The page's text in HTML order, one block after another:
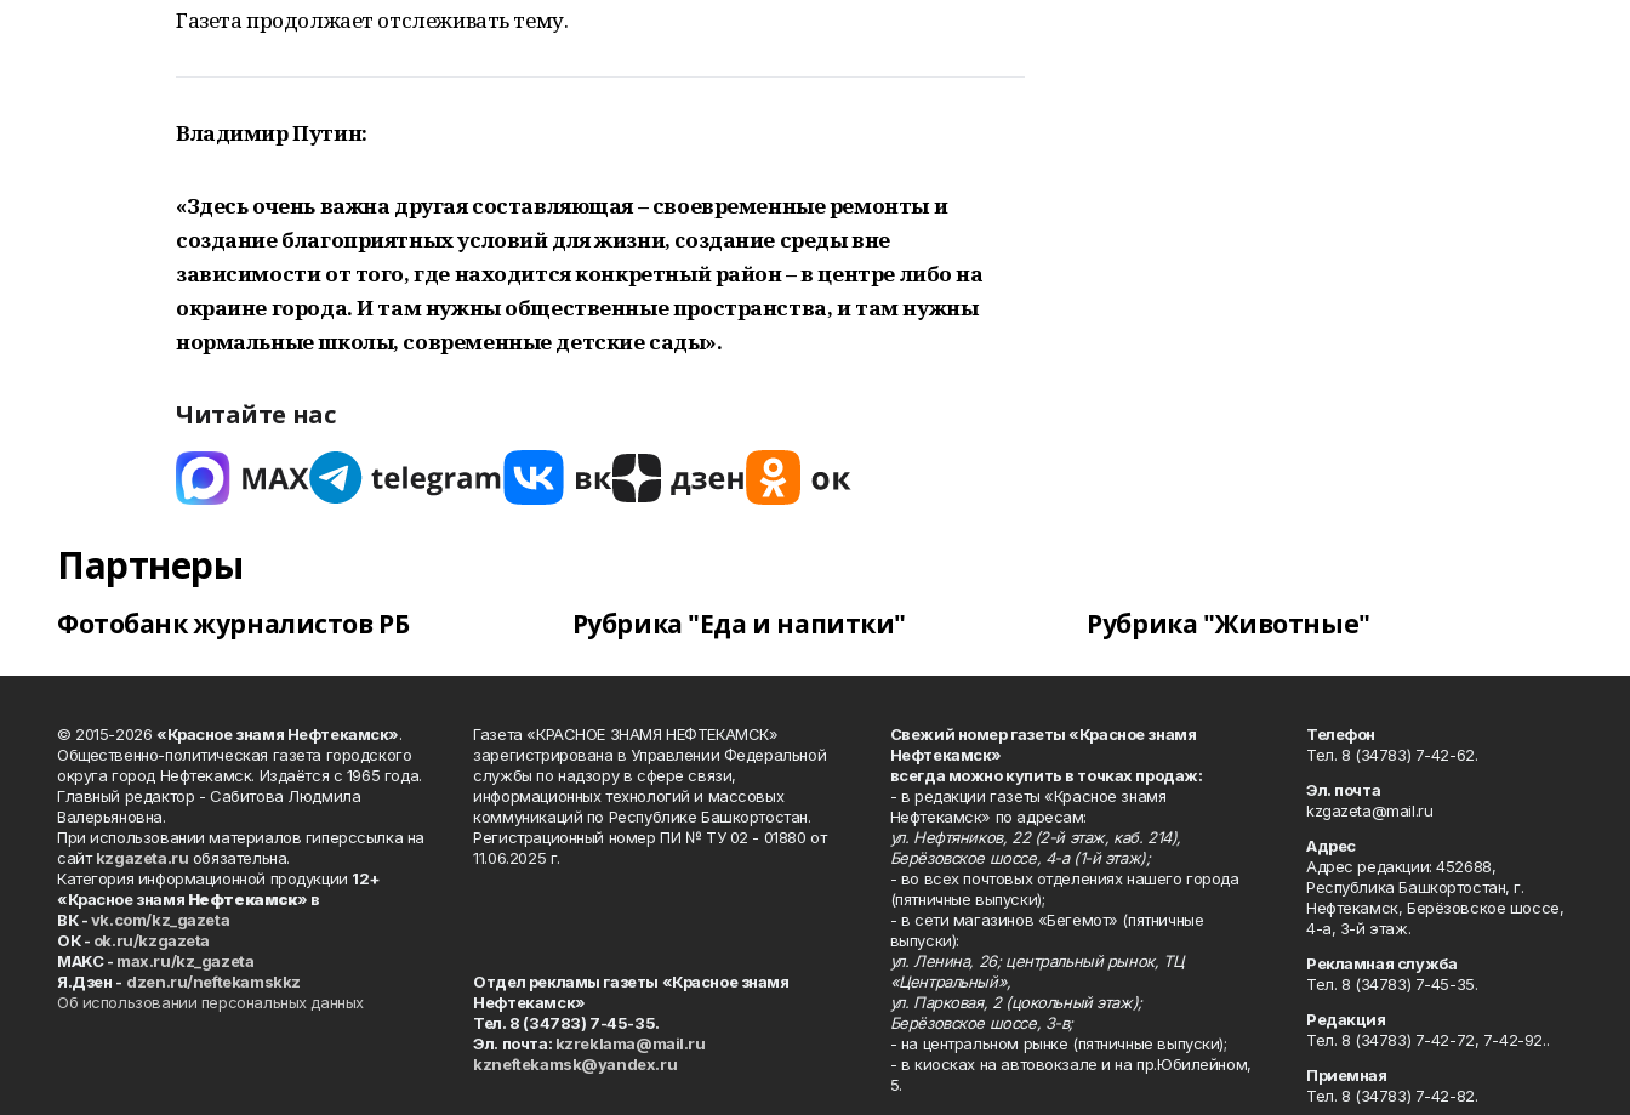
Газета продолжает отслеживать тему.
Владимир Путин:
«Здесь очень важна другая составляющая – своевременные ремонты и
создание благоприятных условий для жизни, cоздание среды вне
зависимости от того, где находится конкретный район – в центре либо на
окраине города. И там нужны общественные пространства, и там нужны
нормальные школы, современные детские сады».
Читайте нас
Партнеры
Фотобанк журналистов РБ Рубрика "Еда и напитки" Рубрика "Животные"
© 2015-2026 «Красное знамя Нефтекамск».
Общественно-политическая газета городского
округа город Нефтекамск. Издаётся с 1965 года.
Главный редактор - Сабитова Людмила
Валерьяновна.
При использовании материалов гиперссылка на
сайтkzgazeta.ru обязательна.
Категория информационной продукции 12+
«Красное знамя Нефтекамск» в
ВК -vk.com/kz_gazeta
ОК - ok.ru/kzgazeta
MAKC - max.ru/kz_gazeta
Я.Дзен - dzen.ru/neftekamskkz
Об использовании персональных данных
Газета «КРАСНОЕ ЗНАМЯ НЕФТЕКАМСК»
зарегистрирована в Управлении Федеральной
службы по надзору в сфере связи,
информационных технологий и массовых
коммуникаций по Республике Башкортостан.
Регистрационный номер ПИ № ТУ 02 - 01880 от
11.06.2025 г.
Отдел рекламы газеты «Красное знамя
Нефтекамск»
Тел. 8 (34783) 7-45-35.
Эл. почта: kzreklama@mail.ru
kzneftekamsk@yandex.ru
Свежий номер газеты «Красное знамя
Нефтекамск»
всегда можно купить в точках продаж:
- в редакции газеты «Красное знамя
Нефтекамск» по адресам:
ул. Нефтяников, 22 (2-й этаж, каб. 214),
Берёзовское шоссе, 4-а (1-й этаж);
- во всех почтовых отделениях нашего города
(пятничные выпуски);
- в сети магазинов «Бегемот» (пятничные
выпуски):
ул. Ленина, 26; центральный рынок, ТЦ
«Центральный»,
ул. Парковая, 2 (цокольный этаж);
Берёзовское шоссе, 3-в;
- на центральном рынке (пятничные выпуски);
- в киосках на автовокзале и на пр.Юбилейном,
5.
Телефон
Тел. 8 (34783) 7-42-62.
Эл. почта
kzgazeta@mail.ru
Адрес
Адрес редакции: 452688,
Республика Башкортостан, г.
Нефтекамск, Берёзовское шоссе,
4-а, 3-й этаж.
Рекламная служба
Тел. 8 (34783) 7-45-35.
Редакция
Тел. 8 (34783) 7-42-72, 7-42-92..
Приемная
Тел. 8 (34783) 7-42-82.